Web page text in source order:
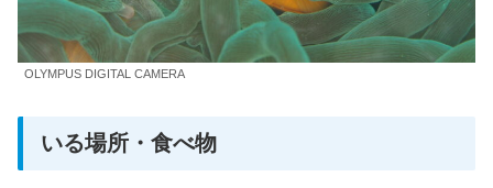
OLYMPUS DIGITAL CAMERA
いる場所・食べ物